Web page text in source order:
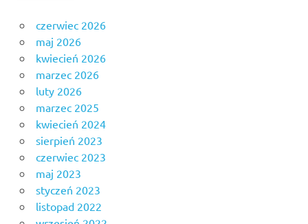
czerwiec 2026
maj 2026
kwiecień 2026
marzec 2026
luty 2026
marzec 2025
kwiecień 2024
sierpień 2023
czerwiec 2023
maj 2023
styczeń 2023
listopad 2022